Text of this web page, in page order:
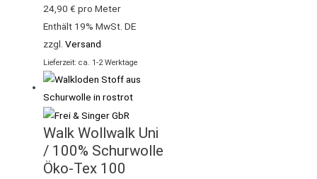
24,90€ pro Meter
Enthält 19% MwSt. DE
zzgl.Versand
Lieferzeit: ca. 1-2 Werktage
Walk Wollwalk Uni
/ 100% Schurwolle
Öko-Tex 100